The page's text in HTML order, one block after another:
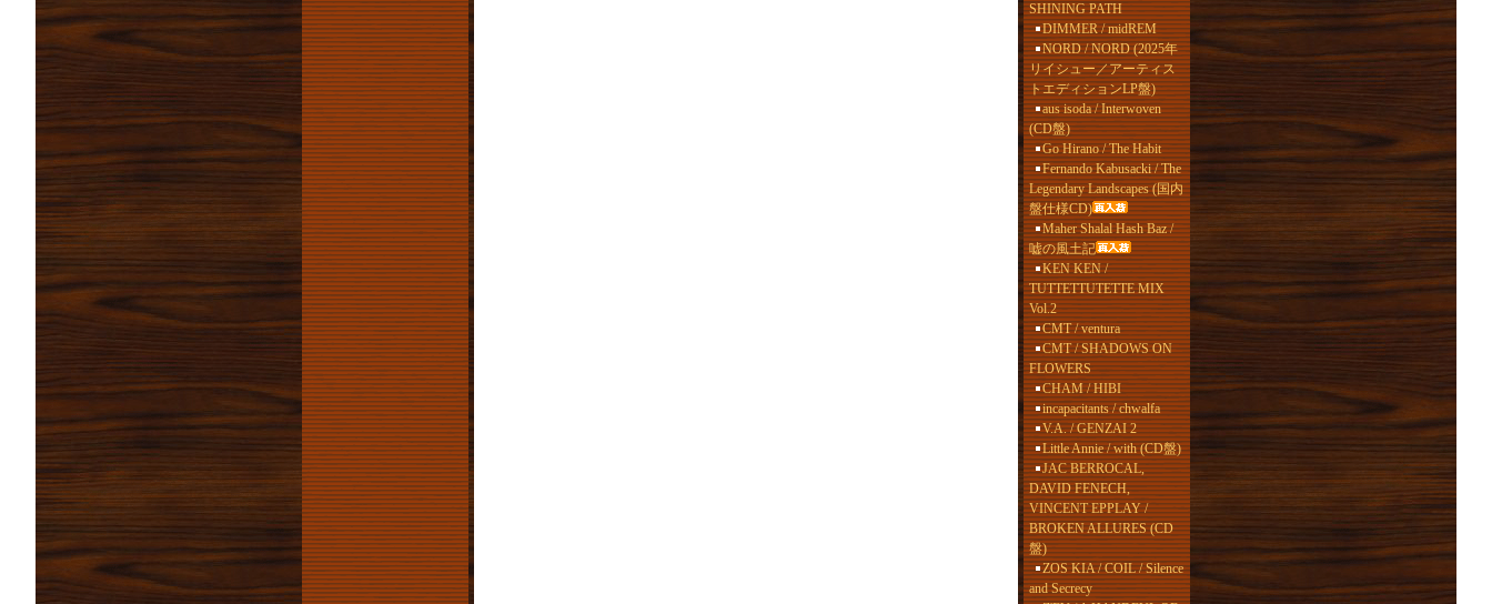
SHINING PATH
DIMMER / midREM
NORD / NORD (2025年
リイシュー／アーティス
トエディションLP盤)
aus isoda / Interwoven
(CD盤)
Go Hirano / The Habit
Fernando Kabusacki / The
Legendary Landscapes (国内
盤仕様CD)
Maher Shalal Hash Baz /
嘘の風土記
KEN KEN /
TUTTETTUTETTE MIX
Vol.2
CMT / ventura
CMT / SHADOWS ON
FLOWERS
CHAM / HIBI
incapacitants / chwalfa
V.A. / GENZAI 2
Little Annie / with (CD盤)
JAC BERROCAL,
DAVID FENECH,
VINCENT EPPLAY /
BROKEN ALLURES (CD
盤)
ZOS KIA / COIL / Silence
and Secrecy